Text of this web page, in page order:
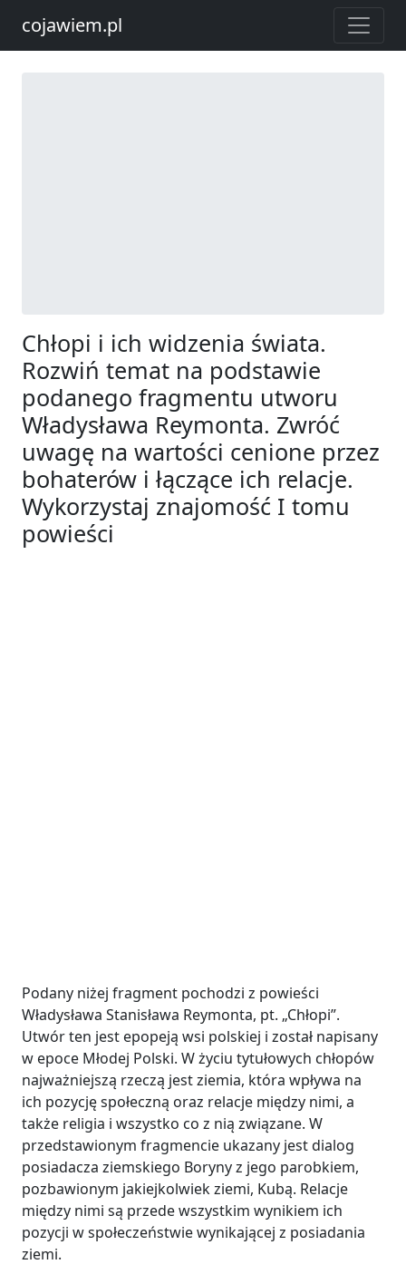
cojawiem.pl
Chłopi i ich widzenia świata.
Rozwiń temat na podstawie
podanego fragmentu utworu
Władysława Reymonta. Zwróć
uwagę na wartości cenione przez
bohaterów i łączące ich relacje.
Wykorzystaj znajomość I tomu
powieści
Podany niżej fragment pochodzi z powieści
Władysława Stanisława Reymonta, pt. „Chłopi”.
Utwór ten jest epopeją wsi polskiej i został napisany
w epoce Młodej Polski. W życiu tytułowych chłopów
najważniejszą rzeczą jest ziemia, która wpływa na
ich pozycję społeczną oraz relacje między nimi, a
także religia i wszystko co z nią związane. W
przedstawionym fragmencie ukazany jest dialog
posiadacza ziemskiego Boryny z jego parobkiem,
pozbawionym jakiejkolwiek ziemi, Kubą. Relacje
między nimi są przede wszystkim wynikiem ich
pozycji w społeczeństwie wynikającej z posiadania
ziemi.